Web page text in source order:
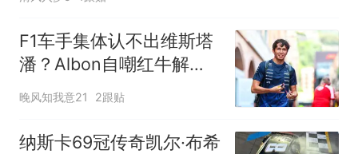
F1车手集体认不出维斯塔
潘？Albon自嘲红牛解雇
梗笑翻全场
晚风知我意21 2跟贴
纳斯卡69冠传奇凯尔·布希